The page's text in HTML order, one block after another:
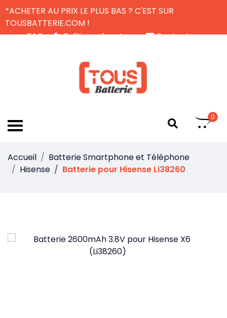
*ACHETER AU PRIX LE PLUS BAS ? C'EST SUR
TOUSBATTERIE.COM !
FAQ
Politique de retour
Contactez-nous
0
Accueil
Batterie Smartphone et Téléphone
Hisense
Batterie pour Hisense Li38260